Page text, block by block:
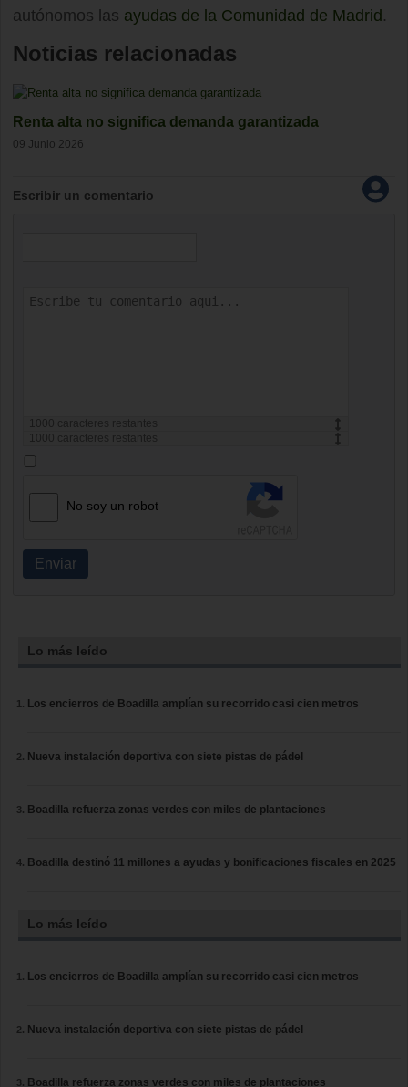
autónomos las ayudas de la Comunidad de Madrid .
Noticias relacionadas
Renta alta no significa demanda garantizada
09 Junio 2026
Escribir un comentario
caracteres restantes
caracteres restantes
No soy un robot
Enviar
Lo más leído
Los encierros de Boadilla amplían su recorrido casi cien metros
Nueva instalación deportiva con siete pistas de pádel
Boadilla refuerza zonas verdes con miles de plantaciones
Boadilla destinó 11 millones a ayudas y bonificaciones fiscales en 2025
Lo más leído
Los encierros de Boadilla amplían su recorrido casi cien metros
Nueva instalación deportiva con siete pistas de pádel
Boadilla refuerza zonas verdes con miles de plantaciones